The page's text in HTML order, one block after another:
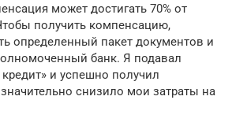
может достигать 70% от
получить компенсацию,
определенный пакет документов и
банк. Я подавал
и успешно получил
снизило мои затраты на